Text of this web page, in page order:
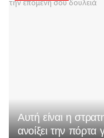
Αυτή είναι η
ανοίξει την πόρτα